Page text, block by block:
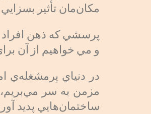
مكان‌مان تأثير بسزايي
پرسشي كه ذهن افراد
و مي خواهيم از آن
در دنياي پرمشغله‌ي
مزمن به سر
ساختمان‌هايي پديد